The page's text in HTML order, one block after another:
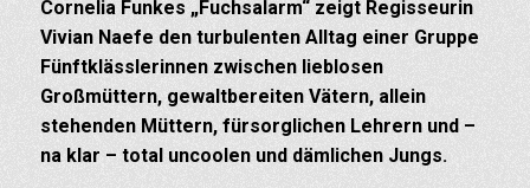
Cornelia Funkes „Fuchsalarm“ zeigt Regisseurin
Vivian Naefe den turbulenten Alltag einer Gruppe
Fünftklässlerinnen zwischen lieblosen
Großmüttern, gewaltbereiten Vätern, allein
stehenden Müttern, fürsorglichen Lehrern und –
na klar – total uncoolen und dämlichen Jungs.